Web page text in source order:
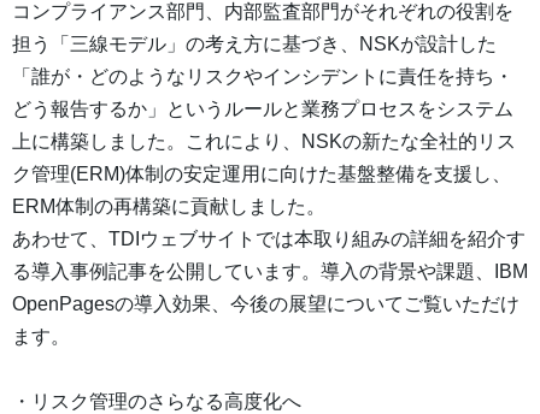
コンプライアンス部門、内部監査部門がそれぞれの役割を
担う「三線モデル」の考え方に基づき、NSKが設計した
「誰が・どのようなリスクやインシデントに責任を持ち・
どう報告するか」というルールと業務プロセスをシステム
上に構築しました。これにより、NSKの新たな全社的リス
ク管理(ERM)体制の安定運用に向けた基盤整備を支援し、
ERM体制の再構築に貢献しました。
あわせて、TDIウェブサイトでは本取り組みの詳細を紹介す
る導入事例記事を公開しています。導入の背景や課題、IBM
OpenPagesの導入効果、今後の展望についてご覧いただけ
ます。
・リスク管理のさらなる高度化へ